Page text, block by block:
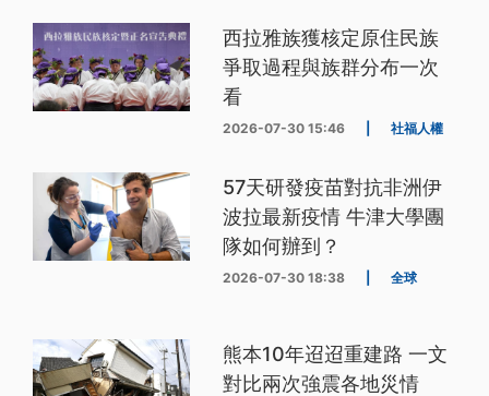
西拉雅族獲核定原住民族
爭取過程與族群分布一次
看
2026-07-30 15:46 社福人權
57天研發疫苗對抗非洲伊
波拉最新疫情 牛津大學團
隊如何辦到？
2026-07-30 18:38 全球
熊本10年迢迢重建路 一文
對比兩次強震各地災情